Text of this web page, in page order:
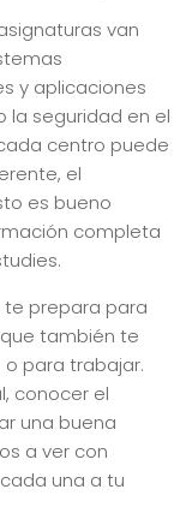
van
y aplicaciones
seguridad en el
centro puede
el
es bueno
completa
te prepara para
también te
para trabajar.
conocer el
una buena
a ver con
una a tu